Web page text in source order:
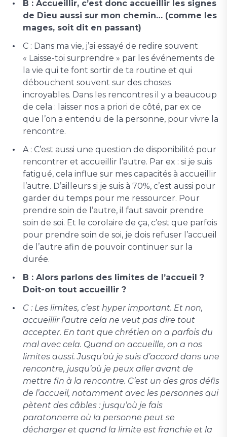
B : Accueillir, c’est donc accueillir les signes
de Dieu aussi sur mon chemin… (comme les
mages, soit dit en passant)
C : Dans ma vie, j’ai essayé de redire souvent
« Laisse-toi surprendre » par les événements de
la vie qui te font sortir de ta routine et qui
débouchent souvent sur des choses
incroyables. Dans les rencontres il y a beaucoup
de cela : laisser nos a priori de côté, par ex ce
que l’on a entendu de la personne, pour vivre la
rencontre.
A : C’est aussi une question de disponibilité pour
rencontrer et accueillir l’autre. Par ex : si je suis
fatigué, cela influe sur mes capacités à accueillir
l’autre. D’ailleurs si je suis à 70%, c’est aussi pour
garder du temps pour me ressourcer. Pour
prendre soin de l’autre, il faut savoir prendre
soin de soi. Et le corolaire de ça, c’est que parfois
pour prendre soin de soi, je dois refuser l’accueil
de l’autre afin de pouvoir continuer sur la
durée.
B : Alors parlons des limites de l’accueil ?
Doit-on tout accueillir ?
C : Les limites, c’est hyper important. Et non,
accueillir l’autre cela ne veut pas dire tout
accepter. En tant que chrétien on a parfois du
mal avec cela. Quand on accueille, on a nos
limites aussi. Jusqu’où je suis d’accord dans une
rencontre, jusqu’où je peux aller avant de
mettre fin à la rencontre. C’est un des gros défis
de l’accueil, notamment avec les personnes qui
pètent des câbles : jusqu’où je fais
paratonnerre où la personne peut se
décharger et quand la limite est franchie et la